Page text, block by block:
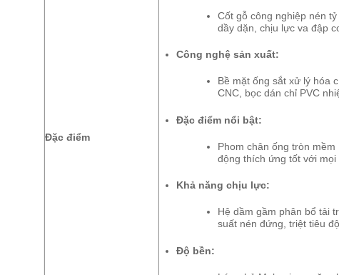
Đặc điểm
Cốt gỗ công nghiệp nén
dầy dặn, chịu lực va đập
Công nghệ sản xuất:
Bề mặt ống sắt xử lý hóa
CNC, bọc dán chỉ PVC
Đặc điểm nổi bật:
Phom chân ống tròn
động thích ứng tốt với mọi
Khả năng chịu lực:
Hệ dầm gầm phân bổ tải
suất nén đứng, triệt tiêu
Độ bền: